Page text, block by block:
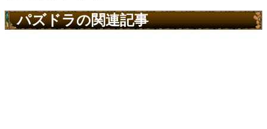
パズドラの関連記事